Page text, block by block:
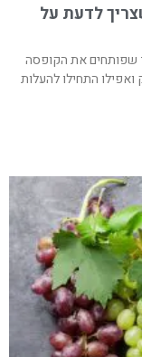
לדעת על
שפותחים את הקופסה
התחילו להעלות